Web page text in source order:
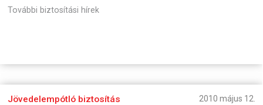
További biztosítási hírek
Jövedelempótló biztosítás
2010 május 12.